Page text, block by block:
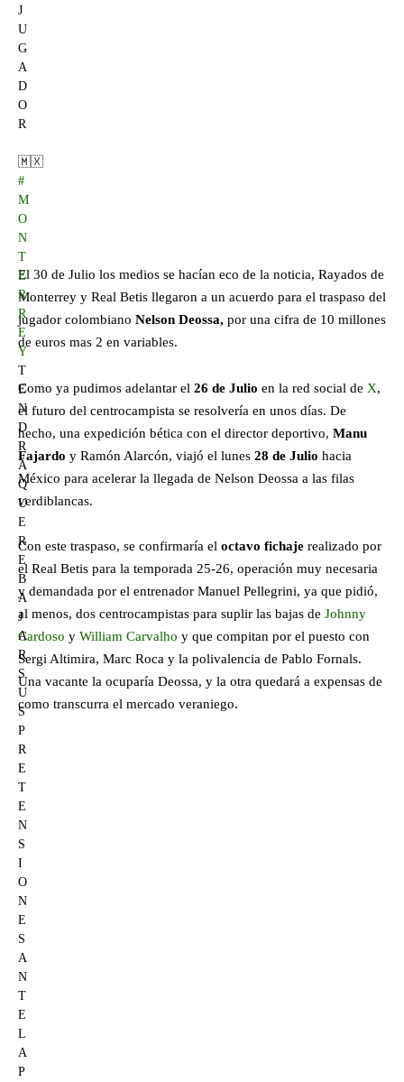
J
U
G
A
D
O
R
🇲🇽
#
M
O
N
T
E
R
R
E
Y
T
E
N
D
R
Á
Q
U
E
R
E
B
A
J
A
R
S
U
S
P
R
E
T
E
N
S
I
O
N
E
S
A
N
T
E
L
A
P
El 30 de Julio los medios se hacían eco de la noticia, Rayados de
Monterrey y Real Betis llegaron a un acuerdo para el traspaso del
jugador colombiano Nelson Deossa, por una cifra de 10 millones
de euros mas 2 en variables.
Como ya pudimos adelantar el 26 de Julio en la red social de X,
el futuro del centrocampista se resolvería en unos días. De
hecho, una expedición bética con el director deportivo, Manu
Fajardo y Ramón Alarcón, viajó el lunes 28 de Julio hacia
México para acelerar la llegada de Nelson Deossa a las filas
verdiblancas.
Con este traspaso, se confirmaría el octavo fichaje realizado por
el Real Betis para la temporada 25-26, operación muy necesaria
y demandada por el entrenador Manuel Pellegrini, ya que pidió,
al menos, dos centrocampistas para suplir las bajas de Johnny
Cardoso y William Carvalho y que compitan por el puesto con
Sergi Altimira, Marc Roca y la polivalencia de Pablo Fornals.
Una vacante la ocuparía Deossa, y la otra quedará a expensas de
como transcurra el mercado veraniego.